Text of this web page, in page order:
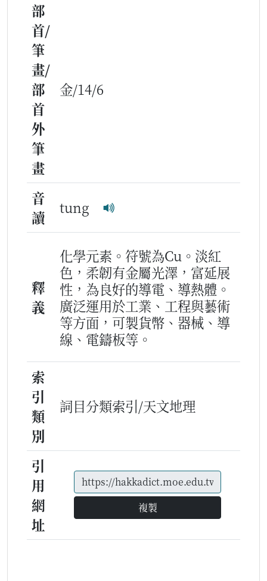
部
首/
筆
畫/
部
首
外
筆
畫
金/14/6
音
讀
tung
釋
義
化學元素。符號為Cu。淡紅
色，柔韌有金屬光澤，富延展
性，為良好的導電、導熱體。
廣泛運用於工業、工程與藝術
等方面，可製貨幣、器械、導
線、電鑄板等。
索
引
類
別
詞目分類索引/天文地理
引
用
網
址
複製